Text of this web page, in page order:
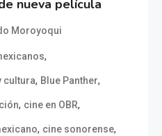
nueva película
Moroyoqui
,
cultura, Blue Panther,
, cine en OBR,
, cine sonorense,